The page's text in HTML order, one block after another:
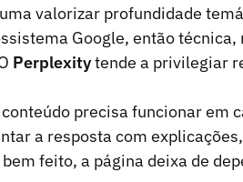
valorizar profundidade
Google, então
Perplexitytende a privilegiar
precisa funcionar em
a resposta com
feito, a página deixa de